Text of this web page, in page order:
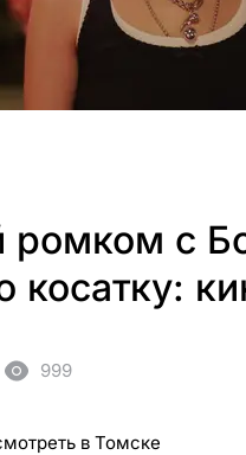
ромком с
косатку:
999
в Томске